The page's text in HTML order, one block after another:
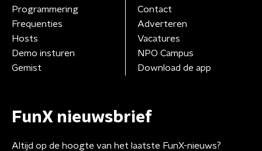
Programmering
Frequenties
Hosts
Demo insturen
Gemist
Contact
Adverteren
Vacatures
NPO Campus
Download de app
FunX nieuwsbrief
Altijd op de hoogte van het laatste FunX-nieuws?